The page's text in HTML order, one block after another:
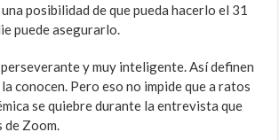
posibilidad de que pueda hacerlo el 31
puede asegurarlo.
y muy inteligente. Así definen
la conocen. Pero eso no impide que a ratos
se quiebre durante la entrevista que
de Zoom.